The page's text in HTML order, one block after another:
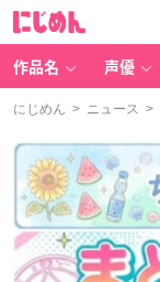
作品名 声優
にじめん > ニュース >